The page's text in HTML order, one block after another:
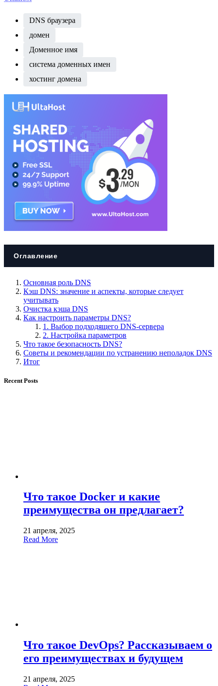
DNS браузера
домен
Доменное имя
система доменных имен
хостинг домена
Оглавление
Основная роль DNS
Кэш DNS: значение и аспекты, которые следует
учитывать
Очистка кэша DNS
Как настроить параметры DNS?
1. Выбор подходящего DNS-сервера
2. Настройка параметров
Что такое безопасность DNS?
Советы и рекомендации по устранению неполадок DNS
Итог
Recent Posts
Что такое Docker и какие
преимущества он предлагает?
21 апреля, 2025
Read More
Что такое DevOps? Рассказываем о
его преимуществах и будущем
21 апреля, 2025